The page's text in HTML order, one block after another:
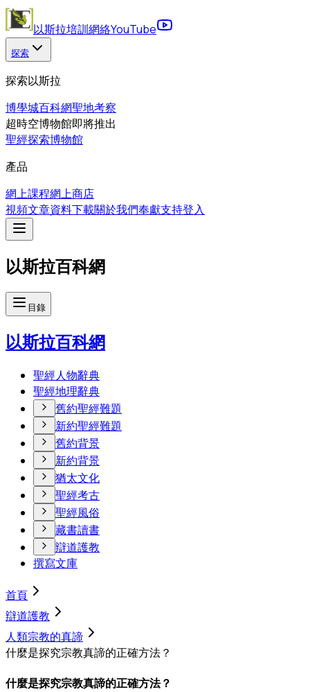
以斯拉培訓網絡YouTube
探索
探索以斯拉
博學城百科網聖地考察
超時空博物館即將推出
聖經探索博物館
產品
網上課程網上商店
視頻文章資料下載關於我們奉獻支持登入
以斯拉百科網
目錄
以斯拉百科網
聖經人物辭典
聖經地理辭典
舊約聖經難題
新約聖經難題
舊約背景
新約背景
猶太文化
聖經考古
聖經風俗
藏書讀書
辯道護教
撰寫文庫
首頁
辯道護教
人類宗教的真諦
什麼是探究宗教真諦的正確方法？
什麼是探究宗教真諦的正確方法？